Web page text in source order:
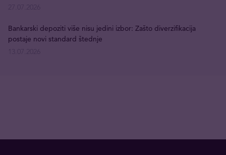
Bankarski depoziti više nisu jedini izbor: Zašto diverzifikacija
postaje novi standard štednje